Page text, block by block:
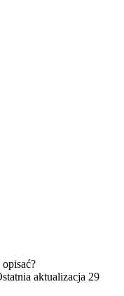
aktualizacja 29